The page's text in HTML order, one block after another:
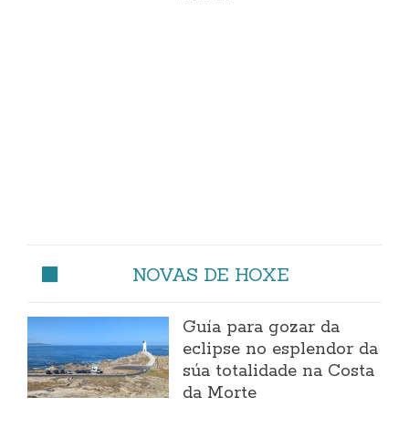
NOVAS DE HOXE
Guía para gozar da
eclipse no esplendor da
súa totalidade na Costa
da Morte